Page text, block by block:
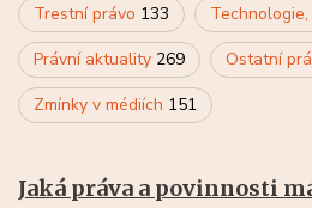
Trestní právo 133
Právní aktuality 269 Ostatní
Zmínky v médiích 151
Jaká práva a povinnosti